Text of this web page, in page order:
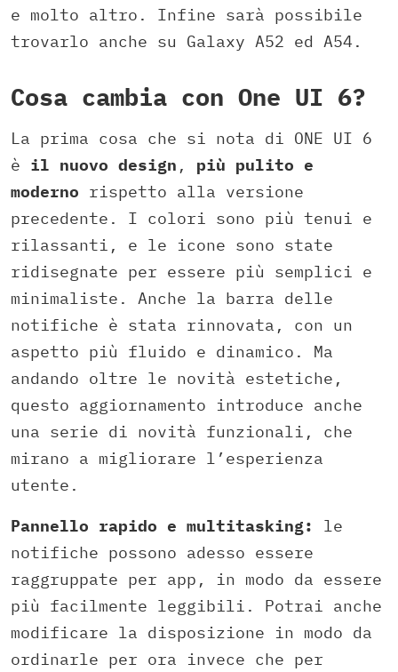
e molto altro. Infine sarà possibile
trovarlo anche su Galaxy A52 ed A54.
Cosa cambia con One UI 6?
La prima cosa che si nota di ONE UI 6
è il nuovo design , più pulito e
moderno rispetto alla versione
precedente. I colori sono più tenui e
rilassanti, e le icone sono state
ridisegnate per essere più semplici e
minimaliste. Anche la barra delle
notifiche è stata rinnovata, con un
aspetto più fluido e dinamico. Ma
andando oltre le novità estetiche,
questo aggiornamento introduce anche
una serie di novità funzionali, che
mirano a migliorare l’esperienza
utente.
Pannello rapido e multitasking:
le
notifiche possono adesso essere
raggruppate per app, in modo da essere
più facilmente leggibili. Potrai anche
modificare la disposizione in modo da
ordinarle per ora invece che per